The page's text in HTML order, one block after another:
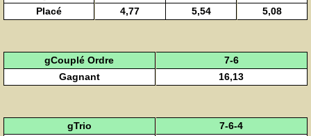
Placé
4,77 5,54 5,08
gCouplé Ordre
7-6
Gagnant
16,13
gTrio
7-6-4